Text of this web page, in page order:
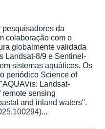
pesquisadores da
colaboração com o
globalmente validada
Landsat-8/9 e Sentinel-
sistemas aquáticos. Os
periódico Science of
Landsat-
sensing
and inland waters".